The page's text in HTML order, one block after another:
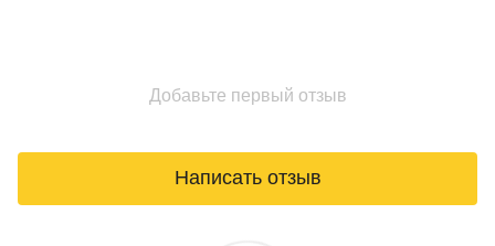
Добавьте первый отзыв
Написать отзыв